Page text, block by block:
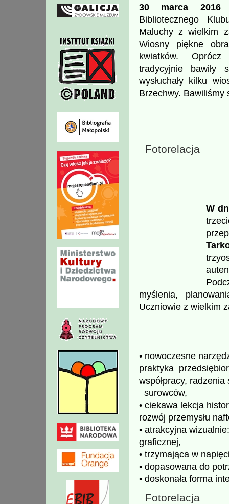
30 marca 2016
Bibliotecznego
Maluchy z wielkim
Wiosny piękne
kwiatków.
tradycyjnie
wysłuchały kilku
Brzechwy. Bawiliśmy
Fotorelacja
W
myślenia,
Uczniowie z wielkim
• nowoczesne
praktyka
współpracy,
surowców,
• ciekawa lekcja
rozwój przemysłu
• atrakcyjna
graficznej,
• trzymająca w
• dopasowana do
• doskonała forma
Fotorelacja